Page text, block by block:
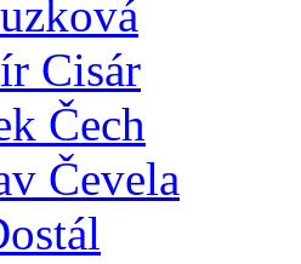
Cisár
Čech
Čevela